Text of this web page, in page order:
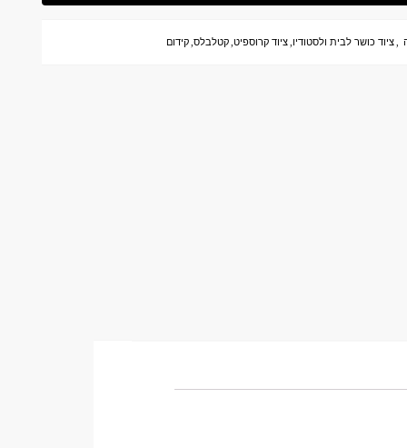
,ציוד כושר לבית ולסטודיו,ציוד קרוספיט,קטלבלס,קידום